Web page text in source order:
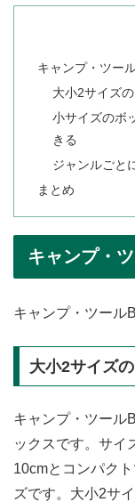
キャンプ・ツー
大小2サイズ
小サイズのボ
きる
ジャンルごと
まとめ
キャンプ・
キャンプ・ツール
大小2サイズ
キャンプ・ツール
ックスです。サイ
10cmとコンパク
ズです。大小2サ